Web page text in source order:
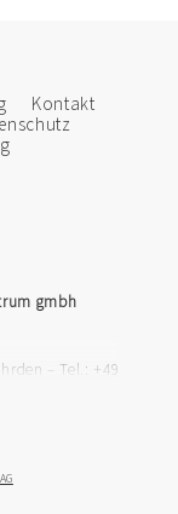
Kontakt
gmbh
Tel.: +49